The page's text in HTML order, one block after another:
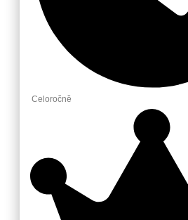
Celoročně